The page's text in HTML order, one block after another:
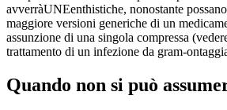
avverràUNEenthistiche, nonostante
maggiore versioni generiche di un
assunzione di una singola compressa
trattamento di un infezione da gram-
Quando non si può